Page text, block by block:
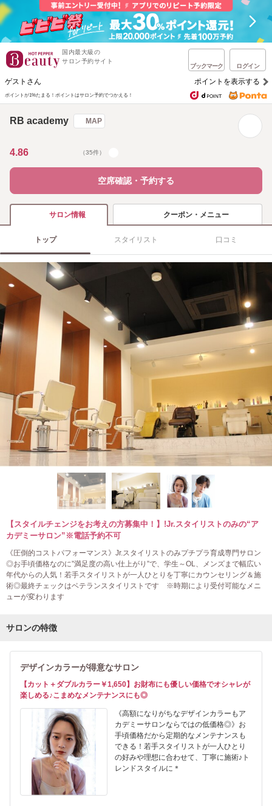
国内最大級の
サロン予約サイト
ブックマーク ログイン
ゲストさん ポイントを表示する
ポイントが1%たまる！ ポイントはサロン予約でつかえる！
RB academy MAP
4.86 （35件）
空席確認・予約する
サロン情報 クーポン・メニュー
トップ スタイリスト 口コミ
【スタイルチェンジをお考えの方募集中！】!Jr.スタイリストのみの“ア
カデミーサロン”※電話予約不可
《圧倒的コストパフォーマンス》Jr.スタイリストのみプチプラ育成専門サロン
◎お手頃価格なのに”満足度の高い仕上がり”で、学生～OL、メンズまで幅広い
年代からの人気！若手スタイリストが一人ひとりを丁寧にカウンセリング＆施
術◎最終チェックはベテランスタイリストです ※時期により受付可能なメニ
ューが変わります
サロンの特徴
デザインカラーが得意なサロン
【カット＋ダブルカラー￥1,650】お財布にも優しい価格でオシャレが
楽しめる♪こまめなメンテナンスにも◎
《高額になりがちなデザインカラーもア
カデミーサロンならではの低価格◎》お
手頃価格だから定期的なメンテナンスも
できる！若手スタイリストが一人ひとり
の好みや理想に合わせて、丁寧に施術♪ト
レンドスタイルに＊